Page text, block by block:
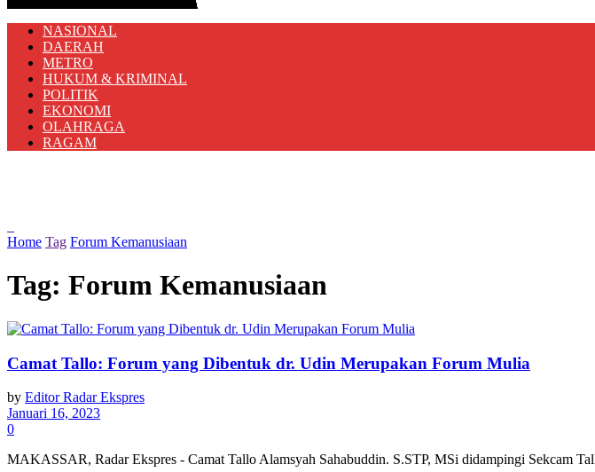
NASIONAL
DAERAH
METRO
HUKUM & KRIMINAL
POLITIK
EKONOMI
OLAHRAGA
RAGAM
Home Tag Forum Kemanusiaan
Tag: Forum Kemanusiaan
Camat Tallo: Forum yang Dibentuk dr. Udin Merupakan Forum Mulia
by Editor Radar Ekspres
Januari 16, 2023
0
MAKASSAR, Radar Ekspres - Camat Tallo Alamsyah Sahabuddin. S.STP, MSi didampingi Sekcam